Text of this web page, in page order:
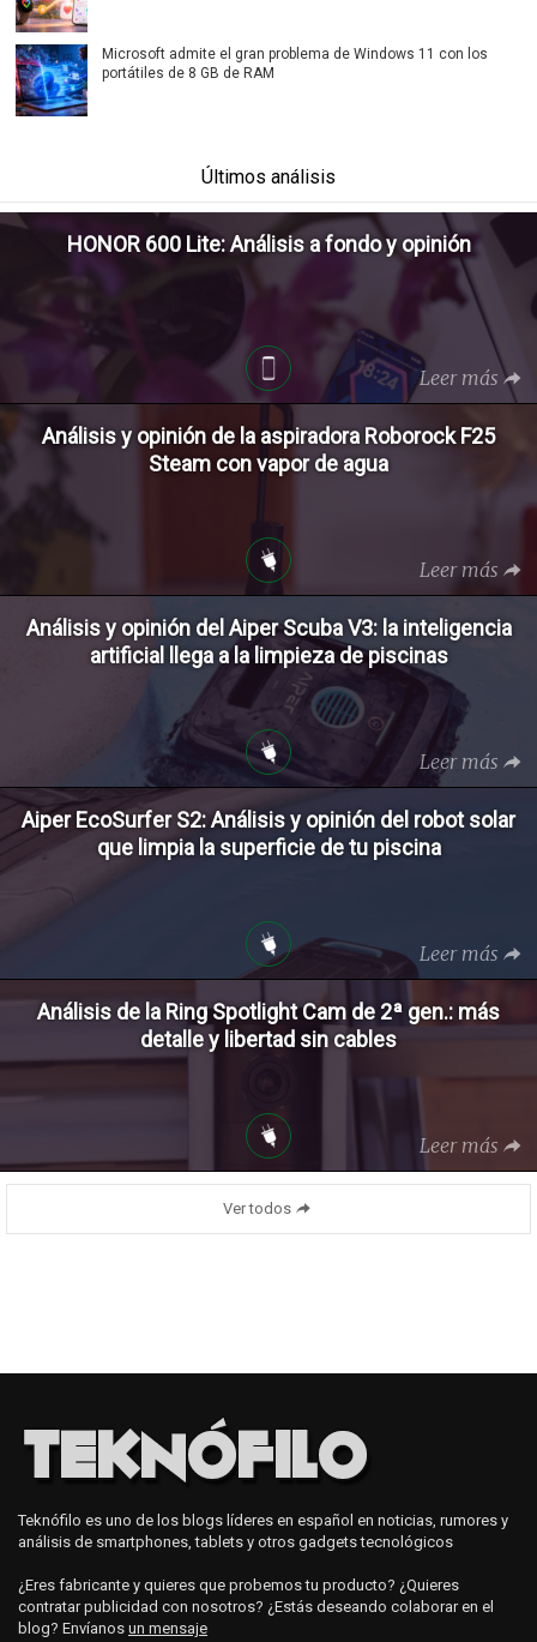
Microsoft admite el gran problema de Windows 11 con los
portátiles de 8 GB de RAM
Últimos análisis
HONOR 600 Lite: Análisis a fondo y opinión
Leer más
Análisis y opinión de la aspiradora Roborock F25
Steam con vapor de agua
Leer más
Análisis y opinión del Aiper Scuba V3: la inteligencia
artificial llega a la limpieza de piscinas
Leer más
Aiper EcoSurfer S2: Análisis y opinión del robot solar
que limpia la superficie de tu piscina
Leer más
Análisis de la Ring Spotlight Cam de 2ª gen.: más
detalle y libertad sin cables
Leer más
Ver todos
Teknófilo es uno de los blogs líderes en español en noticias, rumores y
análisis de smartphones, tablets y otros gadgets tecnológicos
¿Eres fabricante y quieres que probemos tu producto? ¿Quieres
contratar publicidad con nosotros? ¿Estás deseando colaborar en el
blog? Envíanos un mensaje